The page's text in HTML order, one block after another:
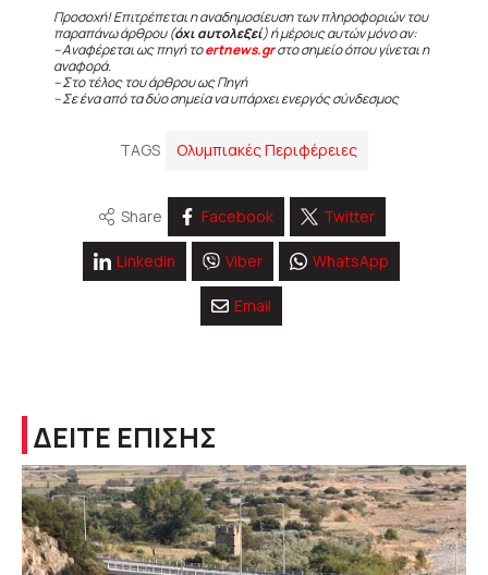
Προσοχή! Επιτρέπεται η αναδημοσίευση των πληροφοριών του
παραπάνω άρθρου (όχι αυτολεξεί) ή μέρους αυτών μόνο αν:
– Αναφέρεται ως πηγή τοertnews.grστο σημείο όπου γίνεται η
αναφορά.
– Στο τέλος του άρθρου ως Πηγή
– Σε ένα από τα δύο σημεία να υπάρχει ενεργός σύνδεσμος
TAGS Ολυμπιακές Περιφέρειες
Share Facebook Twitter
Linkedin Viber WhatsApp
Email
ΔΕΙΤΕ ΕΠΙΣΗΣ